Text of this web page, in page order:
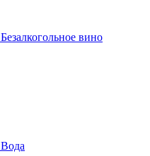
Безалкогольное вино
Вода